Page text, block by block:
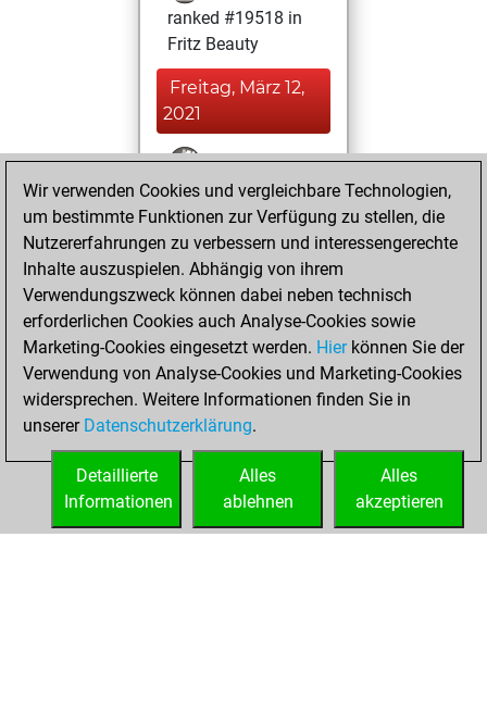
ranked #19518 in
Fritz Beauty
Freitag, März 12,
2021
You won
against Fritz
Fritz
You achieved a
BeautyScore of 3
You achieved a
new Elo of 1646
Samstag, Februar
27, 2021
You created
your Fritz account
Wir verwenden Cookies und vergleichbare Technologien,
um bestimmte Funktionen zur Verfügung zu stellen, die
Nutzererfahrungen zu verbessern und interessengerechte
Inhalte auszuspielen. Abhängig von ihrem
Verwendungszweck können dabei neben technisch
erforderlichen Cookies auch Analyse-Cookies sowie
Marketing-Cookies eingesetzt werden. Hierkönnen Sie der
Verwendung von Analyse-Cookies und Marketing-Cookies
widersprechen. Weitere Informationen finden Sie in
unserer Datenschutzerklärung.
Alles
akzeptieren
Alles
ablehnen
Detaillierte
Informationen